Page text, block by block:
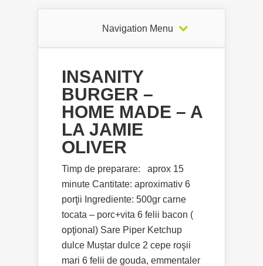
Navigation Menu
INSANITY
BURGER –
HOME MADE – A
LA JAMIE
OLIVER
Timp de preparare: aprox 15
minute Cantitate: aproximativ 6
porţii Ingrediente: 500gr carne
tocata – porc+vita 6 felii bacon (
opţional) Sare Piper Ketchup
dulce Muștar dulce 2 cepe roşii
mari 6 felii de gouda, emmentaler